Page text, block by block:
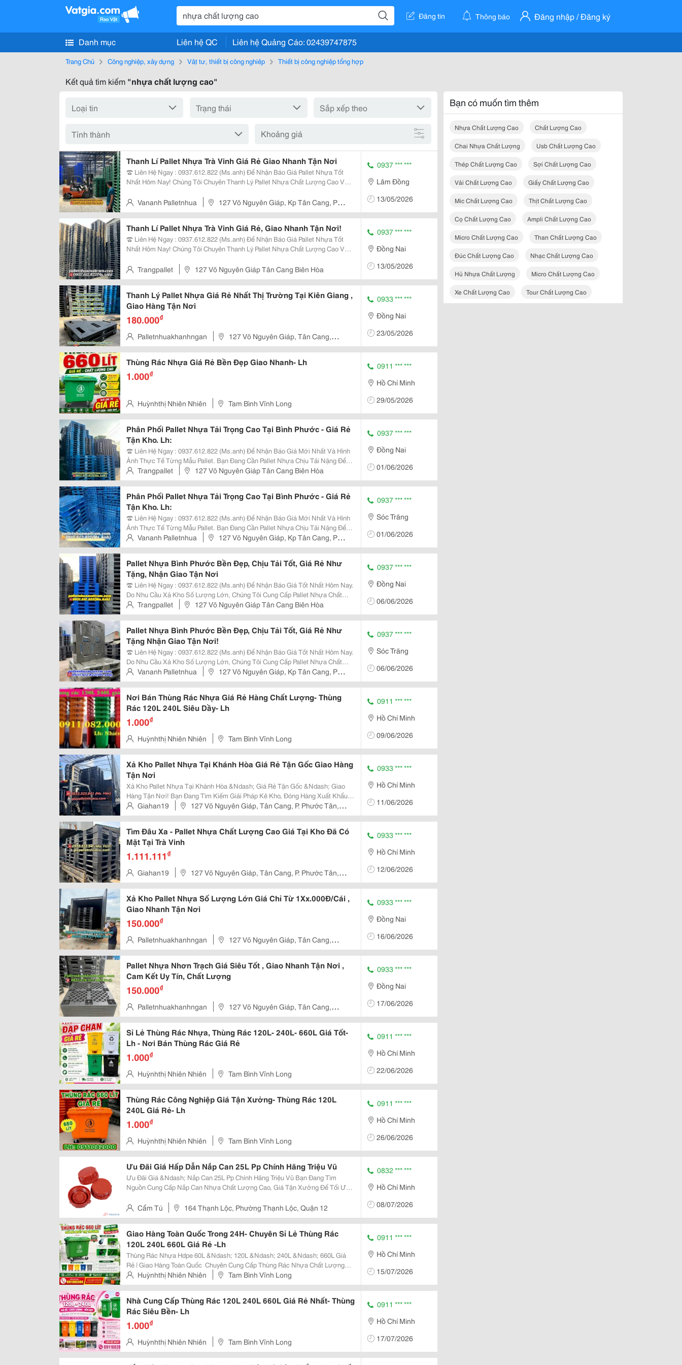
Đăng tin Thông báo Đăng nhập / Đăng ký
Danh mục Liên hệ QC Liên hệ Quảng Cáo: 02439747875
Trang Chủ Công nghiệp, xây dựng Vật tư, thiết bị công nghiệp Thiết bị công nghiệp tổng hợp
Kết quả tìm kiếm "nhựa chất lượng cao"
Khoảng giá
Thanh Lí Pallet Nhựa Trà Vinh Giá Rẻ Giao Nhanh Tận Nơi
☎️ Liên Hệ Ngay : 0937.612.822 (Ms.anh) Để Nhận Báo Giá Pallet Nhựa Tốt
Nhất Hôm Nay! Chúng Tôi Chuyên Thanh Lý Pallet Nhựa Chất Lượng Cao Với
Xưởng, Cửa Hàng Và Hộ Kinh Doanh. ✅...
Vananh Palletnhua
127 Võ Nguyên Giáp, Kp Tân Cang, P
Phước Tân, Đồng Nai
0937 *** ***
Lâm Đồng
13/05/2026
Thanh Lí Pallet Nhựa Trà Vinh Giá Rẻ, Giao Nhanh Tận Nơi!
☎️ Liên Hệ Ngay : 0937.612.822 (Ms.anh) Để Nhận Báo Giá Pallet Nhựa Tốt
Nhất Hôm Nay! Chúng Tôi Chuyên Thanh Lý Pallet Nhựa Chất Lượng Cao Với
Xưởng, Cửa Hàng Và Hộ Kinh Doanh. ✅...
Trangpallet 127 Võ Nguyên Giáp Tân Cang Biên Hòa
0937 *** ***
Đồng Nai
13/05/2026
Thanh Lý Pallet Nhựa Giá Rẻ Nhất Thị Trường Tại Kiên Giang ,
Giao Hàng Tận Nơi
180.000₫
Palletnhuakhanhngan
127 Võ Nguyên Giáp, Tân Cang,
Thành Phố Đồng Nai
0933 *** ***
Đồng Nai
23/05/2026
Thùng Rác Nhựa Giá Rẻ Bền Đẹp Giao Nhanh- Lh
1.000₫
Huỳnhthị Nhiên Nhiên Tam Bình Vĩnh Long
0911 *** ***
Hồ Chí Minh
29/05/2026
Phân Phối Pallet Nhựa Tải Trọng Cao Tại Bình Phước - Giá Rẻ
Tận Kho. Lh:
☎️ Liên Hệ Ngay : 0937.612.822 (Ms.anh) Để Nhận Báo Giá Mới Nhất Và Hình
Ảnh Thực Tế Từng Mẫu Pallet. Bạn Đang Cần Pallet Nhựa Chịu Tải Nặng Để
Kê Hàng, Nâng Hạ, Lưu Kho Hay Xuất Khẩu? Đừng Bỏ Qua Nguồn Pallet Nhựa
Chất Lượng Cao Đang Được Phân...
Trangpallet 127 Võ Nguyên Giáp Tân Cang Biên Hòa
0937 *** ***
Đồng Nai
01/06/2026
Phân Phối Pallet Nhựa Tải Trọng Cao Tại Bình Phước - Giá Rẻ
Tận Kho. Lh:
☎️ Liên Hệ Ngay : 0937.612.822 (Ms.anh) Để Nhận Báo Giá Mới Nhất Và Hình
Ảnh Thực Tế Từng Mẫu Pallet. Bạn Đang Cần Pallet Nhựa Chịu Tải Nặng Để
Kê Hàng, Nâng Hạ, Lưu Kho Hay Xuất Khẩu? Đừng Bỏ Qua Nguồn Pallet Nhựa
Chất Lượng Cao Đang Được Phân...
Vananh Palletnhua
127 Võ Nguyên Giáp, Kp Tân Cang, P
Phước Tân, Đồng Nai
0937 *** ***
Sóc Trăng
01/06/2026
Pallet Nhựa Bình Phước Bền Đẹp, Chịu Tải Tốt, Giá Rẻ Như
Tặng, Nhận Giao Tận Nơi
☎️ Liên Hệ Ngay : 0937.612.822 (Ms.anh) Để Nhận Báo Giá Tốt Nhất Hôm Nay.
Do Nhu Cầu Xả Kho Số Lượng Lớn, Chúng Tôi Cung Cấp Pallet Nhựa Chất
Lượng Cao Tại Bình Phước Với Mức Giá Cực Kỳ Ưu Đãi. ✅ Chịu Tải Trọng
Cao, Sử Dụng Bền Bỉ Nhiều Năm ✅...
Trangpallet 127 Võ Nguyên Giáp Tân Cang Biên Hòa
0937 *** ***
Đồng Nai
06/06/2026
Pallet Nhựa Bình Phước Bền Đẹp, Chịu Tải Tốt, Giá Rẻ Như
Tặng Nhận Giao Tận Nơi!
☎️ Liên Hệ Ngay : 0937.612.822 (Ms.anh) Để Nhận Báo Giá Tốt Nhất Hôm Nay.
Do Nhu Cầu Xả Kho Số Lượng Lớn, Chúng Tôi Cung Cấp Pallet Nhựa Chất
Lượng Cao Tại Bình Phước Với Mức Giá Cực Kỳ Ưu Đãi. ✅ Chịu Tải Trọng
Cao, Sử Dụng Bền Bỉ Nhiều Năm ✅ Chống...
Vananh Palletnhua
127 Võ Nguyên Giáp, Kp Tân Cang, P
Phước Tân, Đồng Nai
0937 *** ***
Sóc Trăng
06/06/2026
Nơi Bán Thùng Rác Nhựa Giá Rẻ Hàng Chất Lượng- Thùng
Rác 120L 240L Siêu Dầy- Lh
1.000₫
Huỳnhthị Nhiên Nhiên Tam Bình Vĩnh Long
0911 *** ***
Hồ Chí Minh
09/06/2026
Xả Kho Pallet Nhựa Tại Khánh Hòa Giá Rẻ Tận Gốc Giao Hàng
Tận Nơi
Xả Kho Pallet Nhựa Tại Khánh Hòa &Ndash; Giá Rẻ Tận Gốc &Ndash; Giao
Hàng Tận Nơi! Bạn Đang Tìm Kiếm Giải Pháp Kê Kho, Đóng Hàng Xuất Khẩu
Hay Lót Sàn Siêu Bền, Siêu Tiết Kiệm? Đừng Bỏ Qua Cơ Hội Sở Hữu Pallet
Nhựa Chất Lượng Cao Với Giá Ưu Đãi Cực...
Giahan19
127 Võ Nguyên Giáp, Tân Cang, P. Phước Tân,
Tp. Biên Hòa, Đồng Nai
0933 *** ***
Hồ Chí Minh
11/06/2026
Tìm Đâu Xa - Pallet Nhựa Chất Lượng Cao Giá Tại Kho Đã Có
Mặt Tại Trà Vinh
1.111.111 ₫
Giahan19
127 Võ Nguyên Giáp, Tân Cang, P. Phước Tân,
Tp. Biên Hòa, Đồng Nai
0933 *** ***
Hồ Chí Minh
12/06/2026
Xả Kho Pallet Nhựa Số Lượng Lớn Giá Chỉ Từ 1Xx.000Đ/Cái ,
Giao Nhanh Tận Nơi
150.000₫
Palletnhuakhanhngan
127 Võ Nguyên Giáp, Tân Cang,
Thành Phố Đồng Nai
0933 *** ***
Đồng Nai
16/06/2026
Pallet Nhựa Nhơn Trạch Giá Siêu Tốt , Giao Nhanh Tận Nơi ,
Cam Kết Uy Tín, Chất Lượng
150.000₫
Palletnhuakhanhngan
127 Võ Nguyên Giáp, Tân Cang,
Thành Phố Đồng Nai
0933 *** ***
Đồng Nai
17/06/2026
Sỉ Lẻ Thùng Rác Nhựa, Thùng Rác 120L- 240L- 660L Giá Tốt-
Lh - Nơi Bán Thùng Rác Giá Rẻ
1.000₫
Huỳnhthị Nhiên Nhiên Tam Bình Vĩnh Long
0911 *** ***
Hồ Chí Minh
22/06/2026
Thùng Rác Công Nghiệp Giá Tận Xưởng- Thùng Rác 120L
240L Giá Rẻ- Lh
1.000₫
Huỳnhthị Nhiên Nhiên Tam Bình Vĩnh Long
0911 *** ***
Hồ Chí Minh
26/06/2026
Ưu Đãi Giá Hấp Dẫn Nắp Can 25L Pp Chính Hãng Triệu Vũ
Ưu Đãi Giá &Ndash; Nắp Can 25L Pp Chính Hãng Triệu Vũ Bạn Đang Tìm
Nguồn Cung Cấp Nắp Can Nhựa Chất Lượng Cao, Giá Tận Xưởng Để Tối Ưu
Xuất: Chỉ Từ 4.Xxx (Giá Cũ:...
Cẩm Tú 164 Thạnh Lộc, Phường Thạnh Lộc, Quận 12
0832 *** ***
Hồ Chí Minh
08/07/2026
Giao Hàng Toàn Quốc Trong 24H- Chuyên Sỉ Lẻ Thùng Rác
120L 240L 660L Giá Rẻ -Lh
Thùng Rác Nhựa Hdpe 60L &Ndash; 120L &Ndash; 240L &Ndash; 660L Giá
Rẻ | Giao Hàng Toàn Quốc ️ Chuyên Cung Cấp Thùng Rác Nhựa Chất Lượng
Cao &Ndash; Giá Tận Kho Bạn Đang Tìm Mua Thùng Rác 60 Lít, 120 Lít, 240
Lít Hoặc 660 Lít Với Giá Cạnh Tranh?...
Huỳnhthị Nhiên Nhiên Tam Bình Vĩnh Long
0911 *** ***
Hồ Chí Minh
15/07/2026
Nhà Cung Cấp Thùng Rác 120L 240L 660L Giá Rẻ Nhất- Thùng
Rác Siêu Bền- Lh
1.000₫
Huỳnhthị Nhiên Nhiên Tam Bình Vĩnh Long
0911 *** ***
Hồ Chí Minh
17/07/2026
Bạn có muốn tìm thêm
Nhựa Chất Lượng Cao Chất Lượng Cao
Chai Nhựa Chất Lượng Usb Chất Lượng Cao
Thép Chất Lượng Cao Sợi Chất Lượng Cao
Vải Chất Lượng Cao Giấy Chất Lượng Cao
Mic Chất Lượng Cao Thịt Chất Lượng Cao
Cọ Chất Lượng Cao Ampli Chất Lượng Cao
Micro Chất Lượng Cao Than Chất Lượng Cao
Đúc Chất Lượng Cao Nhạc Chất Lượng Cao
Hủ Nhựa Chất Lượng Micro Chất Lượng Cao
Xe Chất Lượng Cao Tour Chất Lượng Cao